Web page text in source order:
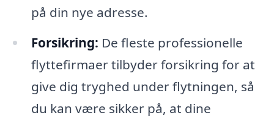
på din nye adresse.
Forsikring: De fleste professionelle
flyttefirmaer tilbyder forsikring for at
give dig tryghed under flytningen, så
du kan være sikker på, at dine